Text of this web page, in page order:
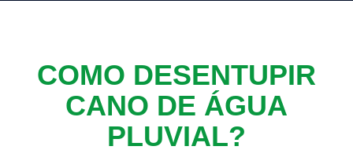
COMO DESENTUPIR
CANO DE ÁGUA
PLUVIAL?